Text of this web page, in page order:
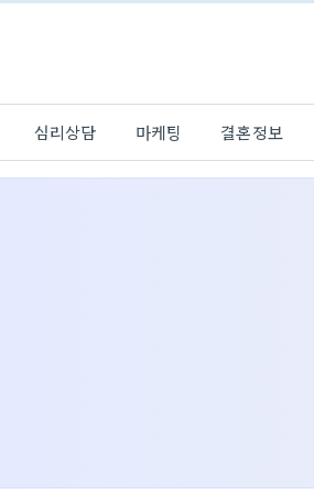
심리상담 마케팅 결혼정보